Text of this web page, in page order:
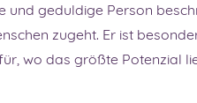
und geduldige Person
zugeht. Er ist
wo das größte Potenzial